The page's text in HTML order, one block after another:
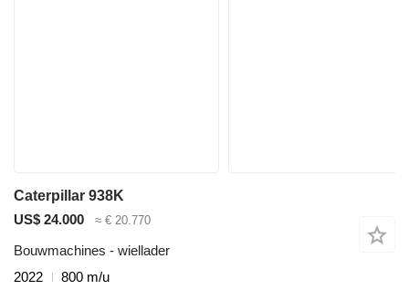
Caterpillar 938K
US$ 24.000
≈ € 20.770
Bouwmachines - wiellader
2022
800 m/u